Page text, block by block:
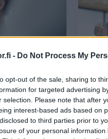
- Do Not Process My
opt-out of the sale, sharing to
for targeted advertising
selection. Please note that after
interest-based ads based on
to third parties prior to
of your personal
lukuaika
–
ja